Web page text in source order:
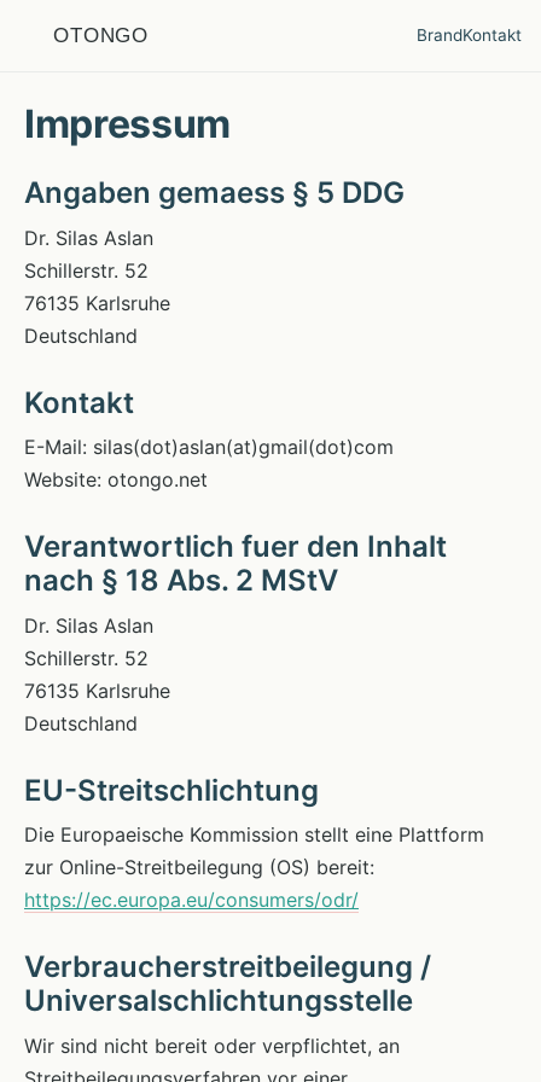
OTONGO BrandKontakt
Impressum
Angaben gemaess § 5 DDG
Dr. Silas Aslan
Schillerstr. 52
76135 Karlsruhe
Deutschland
Kontakt
E-Mail: silas(dot)aslan(at)gmail(dot)com
Website: otongo.net
Verantwortlich fuer den Inhalt
nach § 18 Abs. 2 MStV
Dr. Silas Aslan
Schillerstr. 52
76135 Karlsruhe
Deutschland
EU-Streitschlichtung
Die Europaeische Kommission stellt eine Plattform
zur Online-Streitbeilegung (OS) bereit:
https://ec.europa.eu/consumers/odr/
Verbraucherstreitbeilegung /
Universalschlichtungsstelle
Wir sind nicht bereit oder verpflichtet, an